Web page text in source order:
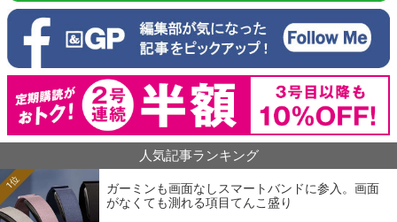
人気記事ランキング
ガーミンも画面なしスマートバンドに参入。画面
がなくても測れる項目てんこ盛り
1位